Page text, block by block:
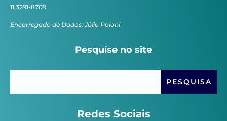
11 3291-8709
Encarregado de Dados: Júlio Poloni
Pesquise no site
Redes Sociais